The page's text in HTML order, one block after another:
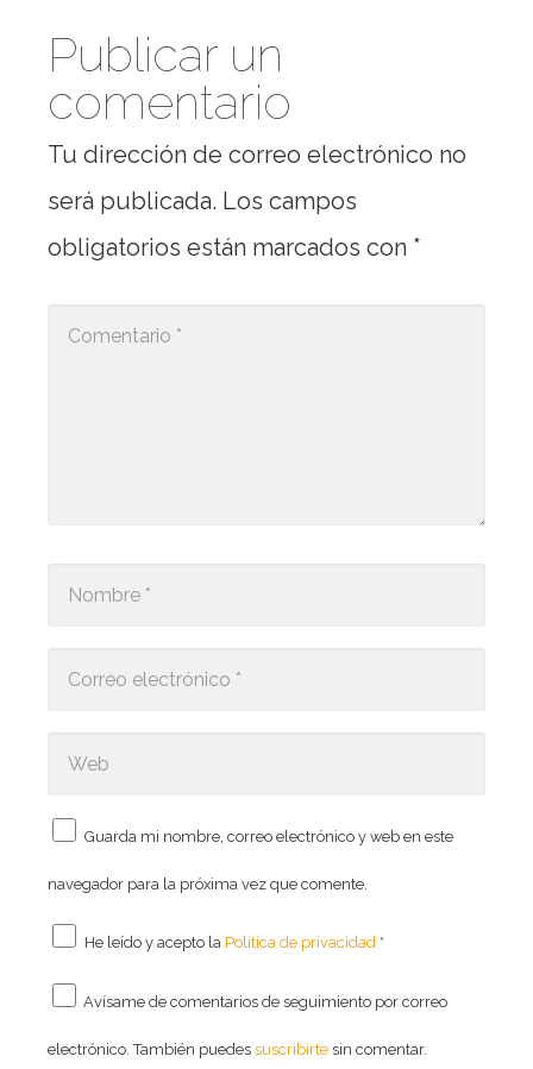
Publicar un
comentario
Tu dirección de correo electrónico no
será publicada. Los campos
obligatorios están marcados con *
Guarda mi nombre, correo electrónico y web en este
navegador para la próxima vez que comente.
He leído y acepto la Política de privacidad *
Avísame de comentarios de seguimiento por correo
electrónico. También puedes suscribirte sin comentar.